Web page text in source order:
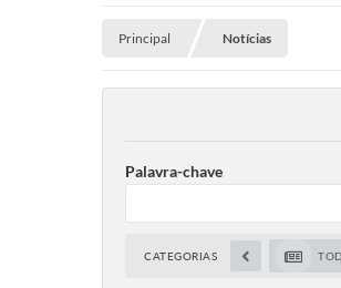
Principal Notícias
Palavra-chave
CATEGORIAS